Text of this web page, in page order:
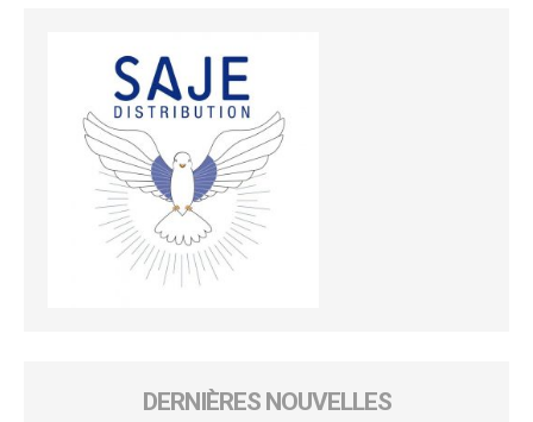
DERNIÈRES NOUVELLES